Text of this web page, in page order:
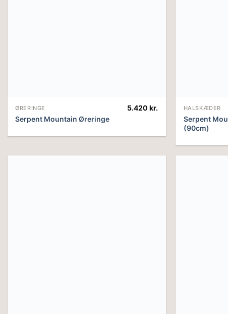
ØRERINGE
Serpent Mountain Øreringe
5.420kr. HALSKÆDER
Serpent
(90cm)